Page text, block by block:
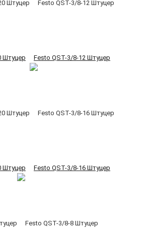
Штуцер Festo QST-3/8-12 Штуцер
Штуцер Festo QST-3/8-16 Штуцер